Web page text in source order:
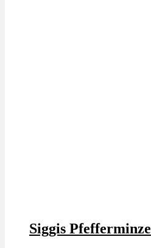
Siggis Pfefferminze